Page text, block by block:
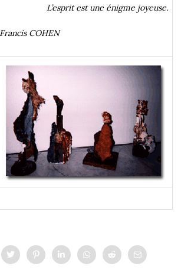
L’esprit est une énigme joyeuse.
Francis COHEN